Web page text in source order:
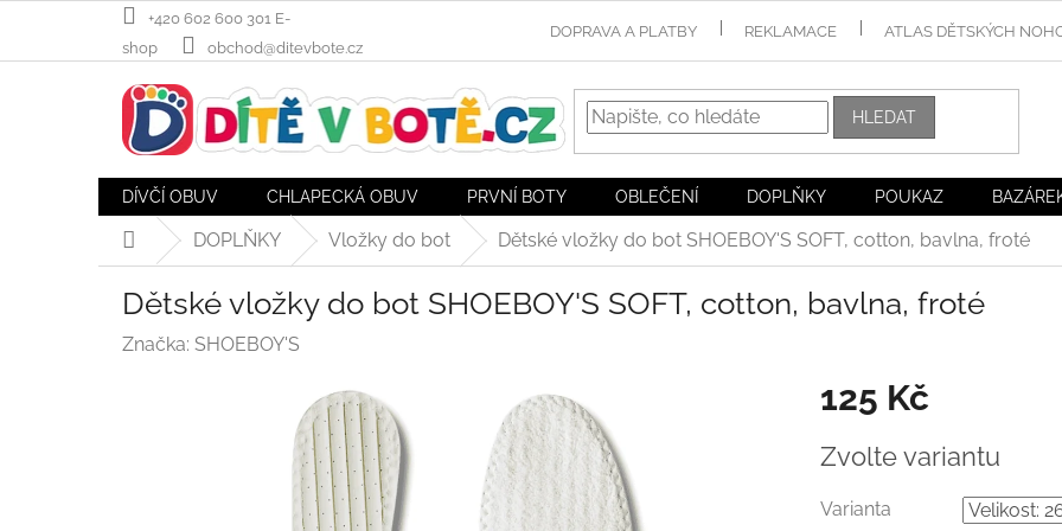
obsah
+420 602 600 301 E-
shop
obchod@ditevbote.cz
DOPRAVA A PLATBY REKLAMACE ATLAS DĚTSKÝCH
HLEDAT
DÍVČÍ OBUV CHLAPECKÁ OBUV PRVNÍ BOTY OBLEČENÍ DOPLŇKY POUKAZ
DomůDOPLŇKY Vložky do bot Dětské vložky do bot SHOEBOY'S SOFT, cotton, bavlna, froté
Dětské vložky do bot SHOEBOY'S SOFT, cotton, bavlna, froté
Značka: SHOEBOY'S
125 Kč
cena:
Zvolte variantu
Varianta